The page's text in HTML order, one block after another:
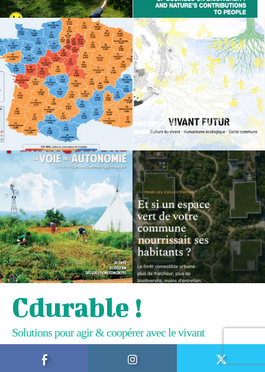
Cdurable !
Solutions pour agir & coopérer avec le vivant